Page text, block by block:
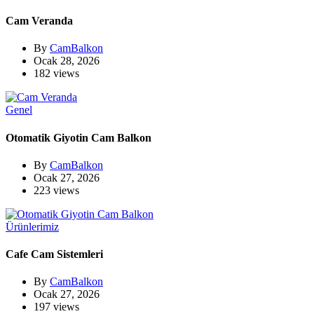
Cam Veranda
By CamBalkon
Ocak 28, 2026
182 views
Genel
Otomatik Giyotin Cam Balkon
By CamBalkon
Ocak 27, 2026
223 views
Ürünlerimiz
Cafe Cam Sistemleri
By CamBalkon
Ocak 27, 2026
197 views